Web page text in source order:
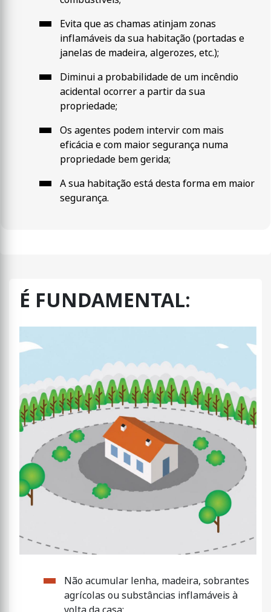
Evita que as chamas atinjam zonas
inflamáveis da sua habitação (portadas e
janelas de madeira, algerozes, etc.);
Diminui a probabilidade de um incêndio
acidental ocorrer a partir da sua
propriedade;
Os agentes podem intervir com mais
eficácia e com maior segurança numa
propriedade bem gerida;
A sua habitação está desta forma em maior
segurança.
É FUNDAMENTAL:
​​​​​​​Não acumular lenha​​​​​​​, madeira, sobrantes
agrícolas ou substâncias inflamáveis à